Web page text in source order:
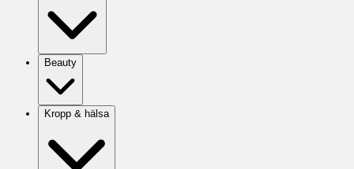
Beauty
Kropp & hälsa